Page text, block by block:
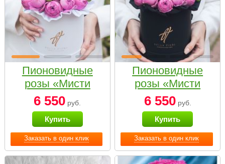
Заказать в один клик
Пионовидные
розы «Мисти
бабблс» в белой
коробке Small
6 550 руб.
Купить
Заказать в один клик
Пионовидные
розы «Мисти
бабблс» в
черной коробке
Small
6 550руб.
Купить